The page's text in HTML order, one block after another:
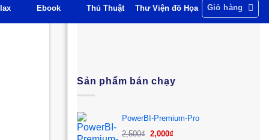
Ebook Thủ Thuật Thư Viện đồ Họa Giỏ hàng
Sản phẩm bán chạy
PowerBI-Premium-Pro
2,500₫ Giá
2,000₫Giá